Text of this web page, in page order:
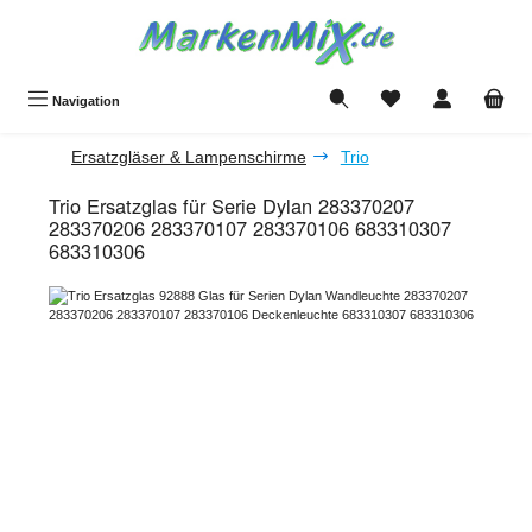
Navigation Du hast 0 Produkte
Ersatzgläser & Lampenschirme Trio
Trio Ersatzglas für Serie Dylan 283370207
283370206 283370107 283370106 683310307
683310306
Bildergalerie überspringen